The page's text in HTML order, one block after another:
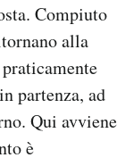
Compiuto
alla
partenza, ad
Qui avviene
è